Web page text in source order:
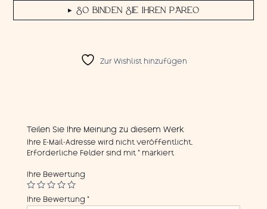
▶ SO BINDEN SIE IHREN PAREO
Zur Wishlist hinzufügen
Teilen Sie Ihre Meinung zu diesem Werk
Ihre E-Mail-Adresse wird nicht veröffentlicht.
Erforderliche Felder sind mit*markiert
Ihre Bewertung
Ihre Bewertung *